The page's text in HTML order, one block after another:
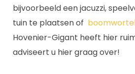
bijvoorbeeld een jacuzzi,
tuin te plaatsen of
Hovenier-Gigant heeft hier
adviseert u hier graag over!